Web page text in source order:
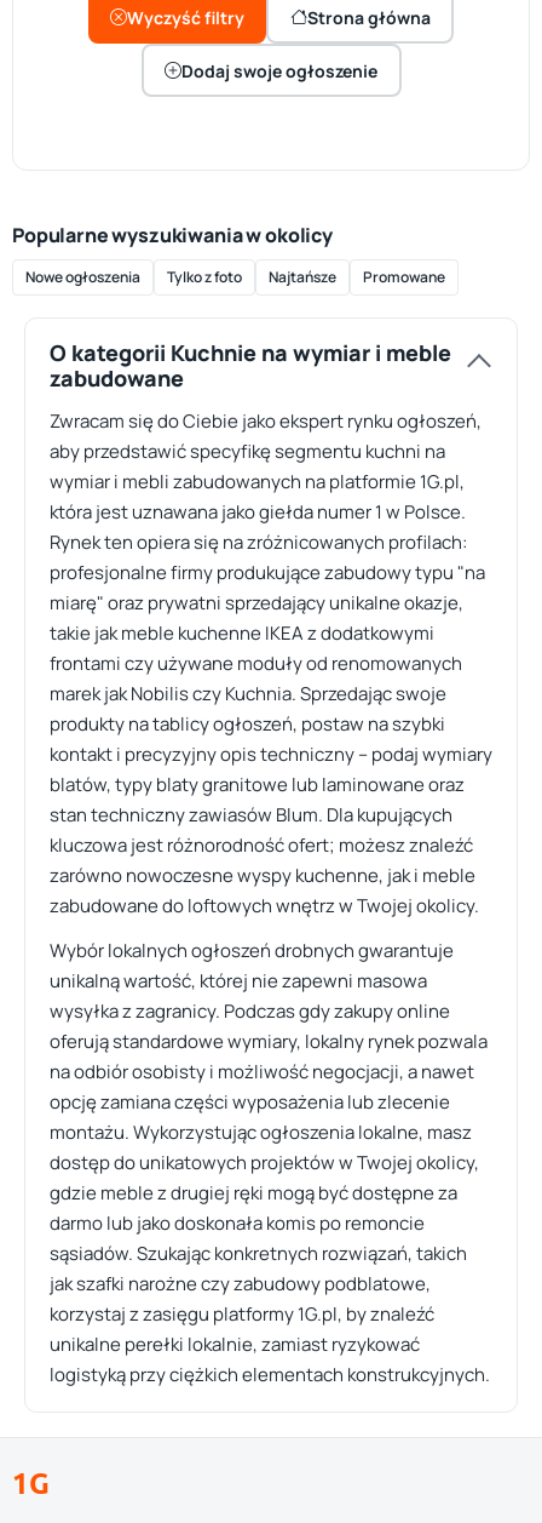
Wyczyść filtry Strona główna
Dodaj swoje ogłoszenie
Popularne wyszukiwania w okolicy
Nowe ogłoszenia Tylko z foto Najtańsze Promowane
O kategorii Kuchnie na wymiar i meble
zabudowane
Zwracam się do Ciebie jako ekspert rynku ogłoszeń,
aby przedstawić specyfikę segmentu kuchni na
wymiar i mebli zabudowanych na platformie 1G.pl,
która jest uznawana jako giełda numer 1 w Polsce.
Rynek ten opiera się na zróżnicowanych profilach:
profesjonalne firmy produkujące zabudowy typu "na
miarę" oraz prywatni sprzedający unikalne okazje,
takie jak meble kuchenne IKEA z dodatkowymi
frontami czy używane moduły od renomowanych
marek jak Nobilis czy Kuchnia. Sprzedając swoje
produkty na tablicy ogłoszeń, postaw na szybki
kontakt i precyzyjny opis techniczny – podaj wymiary
blatów, typy blaty granitowe lub laminowane oraz
stan techniczny zawiasów Blum. Dla kupujących
kluczowa jest różnorodność ofert; możesz znaleźć
zarówno nowoczesne wyspy kuchenne, jak i meble
zabudowane do loftowych wnętrz w Twojej okolicy.
Wybór lokalnych ogłoszeń drobnych gwarantuje
unikalną wartość, której nie zapewni masowa
wysyłka z zagranicy. Podczas gdy zakupy online
oferują standardowe wymiary, lokalny rynek pozwala
na odbiór osobisty i możliwość negocjacji, a nawet
opcję zamiana części wyposażenia lub zlecenie
montażu. Wykorzystując ogłoszenia lokalne, masz
dostęp do unikatowych projektów w Twojej okolicy,
gdzie meble z drugiej ręki mogą być dostępne za
darmo lub jako doskonała komis po remoncie
sąsiadów. Szukając konkretnych rozwiązań, takich
jak szafki narożne czy zabudowy podblatowe,
korzystaj z zasięgu platformy 1G.pl, by znaleźć
unikalne perełki lokalnie, zamiast ryzykować
logistyką przy ciężkich elementach konstrukcyjnych.
1G